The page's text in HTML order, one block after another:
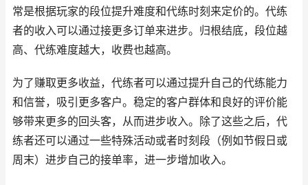
常是根据玩家的段位提升难度和代练时刻来定价的。代练
者的收入可以通过接更多订单来进步。归根结底，段位越
高、代练难度越大，收费也越高。
为了赚取更多收益，代练者可以通过提升自己的代练能力
和信誉，吸引更多客户。稳定的客户群体和良好的评价能
够带来更多的回头客，从而进步收入。除了这些之后，代
练者还可以通过一些特殊活动或者时刻段（例如节假日或
周末）进步自己的接单率，进一步增加收入。